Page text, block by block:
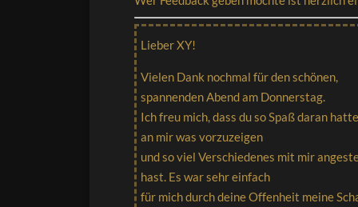
Lieber XY!
Vielen Dank nochmal für den schönen,
spannenden Abend am Donnerstag.
Ich freu mich, dass du so Spaß daran
an mir was vorzuzeigen
und so viel Verschiedenes mit mir
hast. Es war sehr einfach
für mich durch deine Offenheit meine